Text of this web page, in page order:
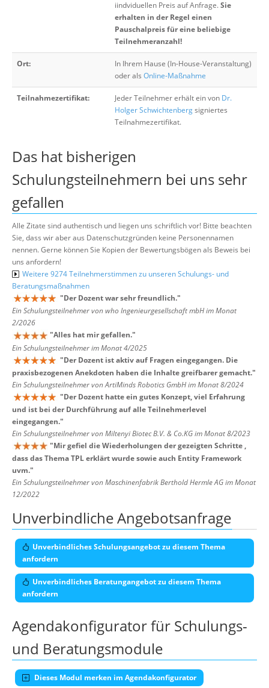
iindviduellen Preis auf Anfrage.Sie
erhalten in der Regel einen
Pauschalpreis für eine beliebige
Teilnehmeranzahl!
Ort:
In Ihrem Hause (In-House-Veranstaltung)
oder als Online-Maßnahme
Teilnahmezertifikat: Jeder Teilnehmer erhält ein von Dr.
Holger Schwichtenbergsigniertes
Teilnahmezertifikat.
Das hat bisherigen
Schulungsteilnehmern bei uns sehr
gefallen
Alle Zitate sind authentisch und liegen uns schriftlich vor! Bitte beachten
Sie, dass wir aber aus Datenschutzgründen keine Personennamen
nennen. Gerne können Sie Kopien der Bewertungsbögen als Beweis bei
uns anfordern!
Weitere 9274 Teilnehmerstimmen zu unseren Schulungs- und
Beratungsmaßnahmen
"Der Dozent war sehr freundlich."
Ein Schulungsteilnehmer von who Ingenieurgesellschaft mbH im Monat
2/2026
"Alles hat mir gefallen."
Ein Schulungsteilnehmer im Monat 4/2025
"Der Dozent ist aktiv auf Fragen eingegangen. Die
praxisbezogenen Anekdoten haben die Inhalte greifbarer gemacht."
Ein Schulungsteilnehmer von ArtiMinds Robotics GmbH im Monat 8/2024
"Der Dozent hatte ein gutes Konzept, viel Erfahrung
und ist bei der Durchführung auf alle Teilnehmerlevel
eingegangen."
Ein Schulungsteilnehmer von Miltenyi Biotec B.V. & Co.KG im Monat 8/2023
"Mir gefiel die Wiederholungen der gezeigten Schritte ,
dass das Thema TPL erklärt wurde sowie auch Entity Framework
uvm."
Ein Schulungsteilnehmer von Maschinenfabrik Berthold Hermle AG im Monat
12/2022
Unverbindliche Angebotsanfrage
Unverbindliches Schulungsangebot zu diesem Thema
anfordern
Unverbindliches Beratungangebot zu diesem Thema
anfordern
Agendakonfigurator für Schulungs-
und Beratungsmodule
Dieses Modul merken im Agendakonfigurator